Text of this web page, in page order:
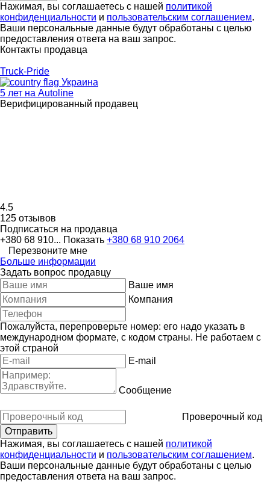
Нажимая, вы соглашаетесь с нашей политикой
конфиденциальности и пользовательским соглашением.
Ваши персональные данные будут обработаны с целью
предоставления ответа на ваш запрос.
Контакты продавца
Truck-Pride
Украина
5 лет на Autoline
Верифицированный продавец
4.5
125 отзывов
Подписаться на продавца
+380 68 910... Показать +380 68 910 2064
Перезвоните мне
Больше информации
Задать вопрос продавцу
Ваше имя
Компания
Пожалуйста, перепроверьте номер: его надо указать в
международном формате, с кодом страны. Не работаем с
этой страной
E-mail
Сообщение
Проверочный код
Нажимая, вы соглашаетесь с нашей политикой
конфиденциальности и пользовательским соглашением.
Ваши персональные данные будут обработаны с целью
предоставления ответа на ваш запрос.